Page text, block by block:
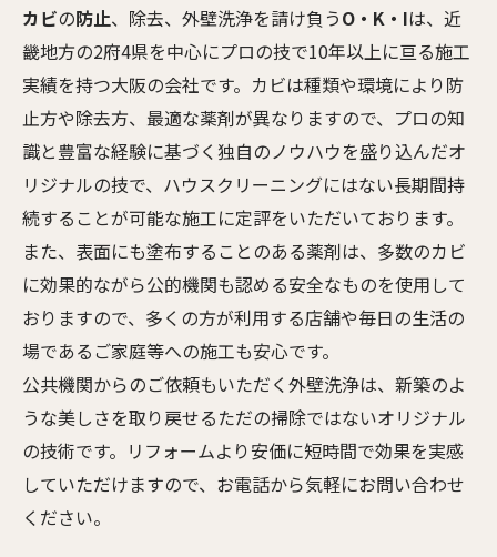
カビの防止、除去、外壁洗浄を請け負うO・K・Iは、近
畿地方の2府4県を中心にプロの技で10年以上に亘る施工
実績を持つ大阪の会社です。カビは種類や環境により防
止方や除去方、最適な薬剤が異なりますので、プロの知
識と豊富な経験に基づく独自のノウハウを盛り込んだオ
リジナルの技で、ハウスクリーニングにはない長期間持
続することが可能な施工に定評をいただいております。
また、表面にも塗布することのある薬剤は、多数のカビ
に効果的ながら公的機関も認める安全なものを使用して
おりますので、多くの方が利用する店舗や毎日の生活の
場であるご家庭等への施工も安心です。
公共機関からのご依頼もいただく外壁洗浄は、新築のよ
うな美しさを取り戻せるただの掃除ではないオリジナル
の技術です。リフォームより安価に短時間で効果を実感
していただけますので、お電話から気軽にお問い合わせ
ください。